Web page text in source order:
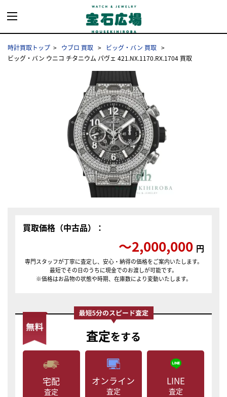
時計買取トップ ウブロ 買取
ビッグ・バン 買取
ビッグ・バン ウニコ チタニウム パヴェ 421.NX.1170.RX.1704 買取
買取価格（中古品）：
〜2,000,000 円
専門スタッフが丁寧に査定し、安心・納得の価格をご案内いたします。
最短でその日のうちに現金でのお渡しが可能です。
※価格はお品物の状態や時期、在庫数により変動いたします。
査定をする
宅配
査定
オンライン
査定
LINE
査定